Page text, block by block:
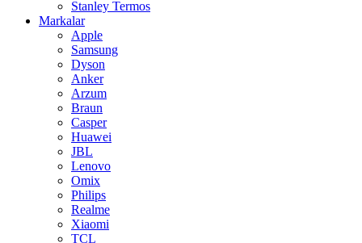
Stanley Termos
Markalar
Apple
Samsung
Dyson
Anker
Arzum
Braun
Casper
Huawei
JBL
Lenovo
Omix
Philips
Realme
Xiaomi
TCL